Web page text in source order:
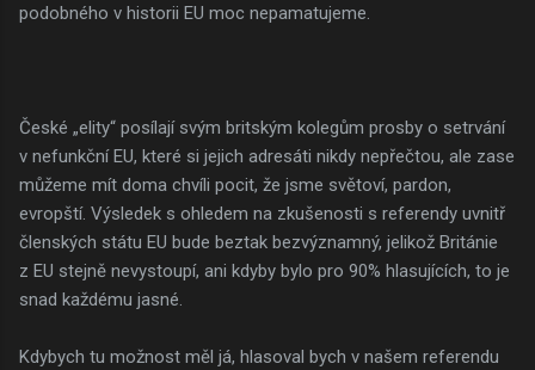
podobného v historii EU moc nepamatujeme.
České „elity“ posílají svým britským kolegům prosby o setrvání
v nefunkční EU, které si jejich adresáti nikdy nepřečtou, ale zase
můžeme mít doma chvíli pocit, že jsme světoví, pardon,
evropští. Výsledek s ohledem na zkušenosti s referendy uvnitř
členských státu EU bude beztak bezvýznamný, jelikož Británie
z EU stejně nevystoupí, ani kdyby bylo pro 90% hlasujících, to je
snad každému jasné.
Kdybych tu možnost měl já, hlasoval bych v našem referendu